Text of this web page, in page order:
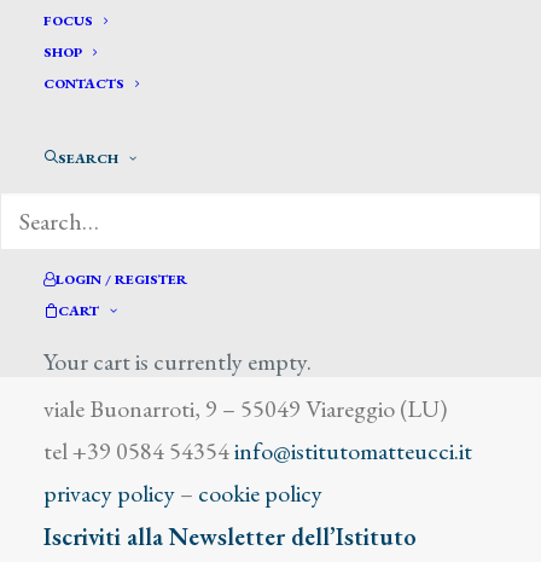
FOCUS
SHOP
CONTACTS
SEARCH
LOGIN / REGISTER
CART
Your cart is currently empty.
Petitti
Istituto Matteucci
viale Buonarroti, 9 – 55049 Viareggio (LU)
tel +39 0584 54354info@istitutomatteucci.it
privacy policy– cookie policy
Iscriviti alla Newsletter dell’Istituto